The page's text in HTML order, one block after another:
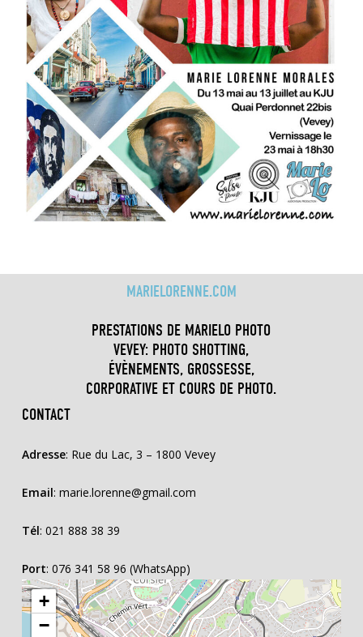
MARIELORENNE.COM
PRESTATIONS DE MARIELO PHOTO
VEVEY: PHOTO SHOTTING,
ÉVÈNEMENTS, GROSSESSE,
CORPORATIVE ET COURS DE PHOTO.
CONTACT
Adresse: Rue du Lac, 3 – 1800 Vevey
Email:marie.lorenne@gmail.com
Tél:021 888 38 39
Port: 076 341 58 96 (WhatsApp)
+
−